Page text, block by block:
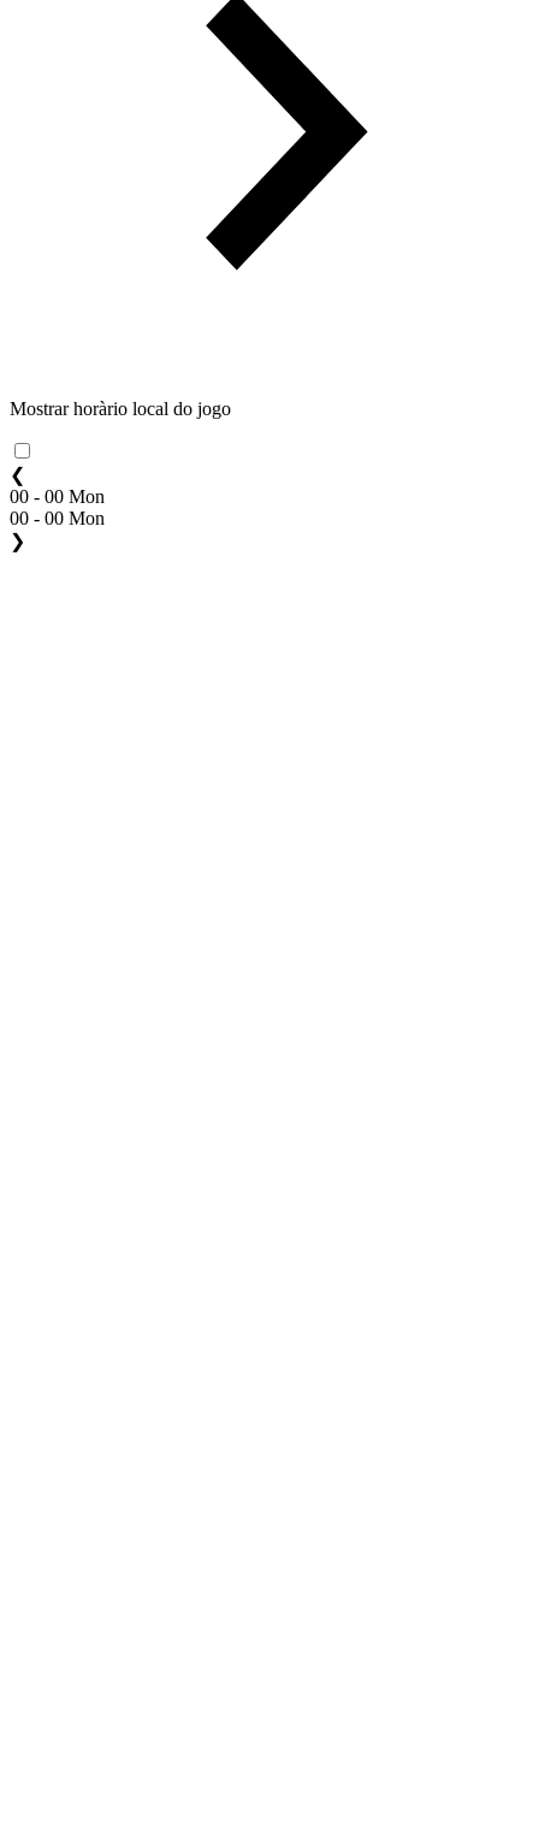
Mostrar horàrio local do jogo
❮
00 - 00 Mon
00 - 00 Mon
❯